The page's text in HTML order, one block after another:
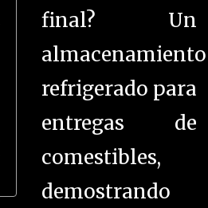
final? Un
almacenamiento
refrigerado para
entregas de
comestibles,
demostrando